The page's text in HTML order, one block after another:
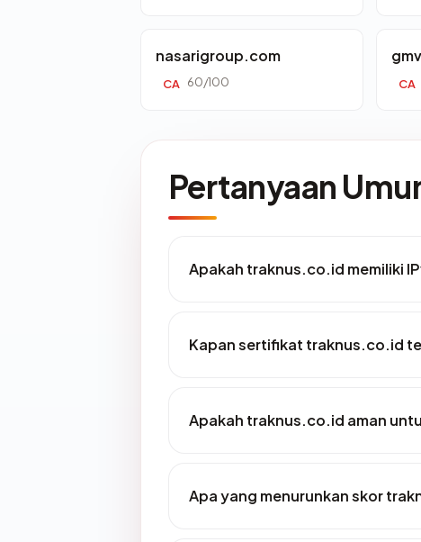
nasarigroup.com
CA 60/100 CA
Pertanyaan
Apakah traknus.co.id memiliki
Kapan sertifikat traknus.co.id
Apakah traknus.co.id aman
Apa yang menurunkan skor